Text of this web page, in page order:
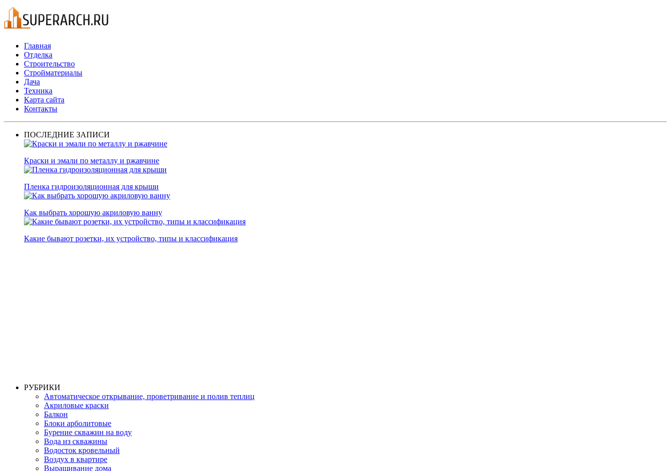
Главная
Отделка
Строительство
Стройматериалы
Дача
Техника
Карта сайта
Контакты
ПОСЛЕДНИЕ ЗАПИСИ
Краски и эмали по металлу и ржавчине
Пленка гидроизоляционная для крыши
Как выбрать хорошую акриловую ванну
Какие бывают розетки, их устройство, типы и классификация
РУБРИКИ
Автоматическое открывание, проветривание и полив теплиц
Акриловые краски
Балкон
Блоки арболитовые
Бурение скважин на воду
Вода из скважины
Водосток кровельный
Воздух в квартире
Выращивание дома